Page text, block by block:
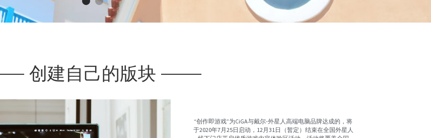
创建自己的版块
“创作即游戏”为CiGA与戴尔-外星人高端电脑品牌达成的，将
于2020年7月25日启动，12月31日（暂定）结束在全国外星人